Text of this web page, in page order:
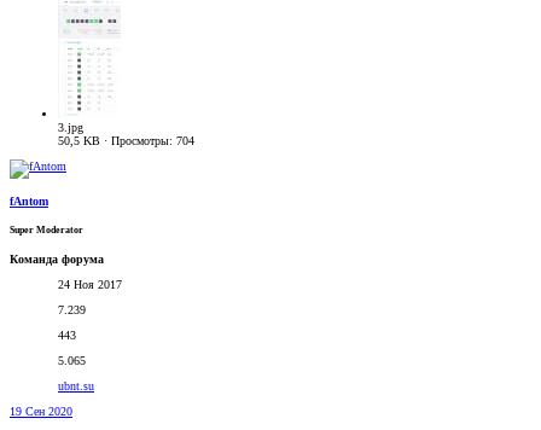
3.jpg
50,5 KB · Просмотры: 704
fAntom
Super Moderator
Команда форума
24 Ноя 2017
7.239
443
5.065
ubnt.su
19 Сен 2020